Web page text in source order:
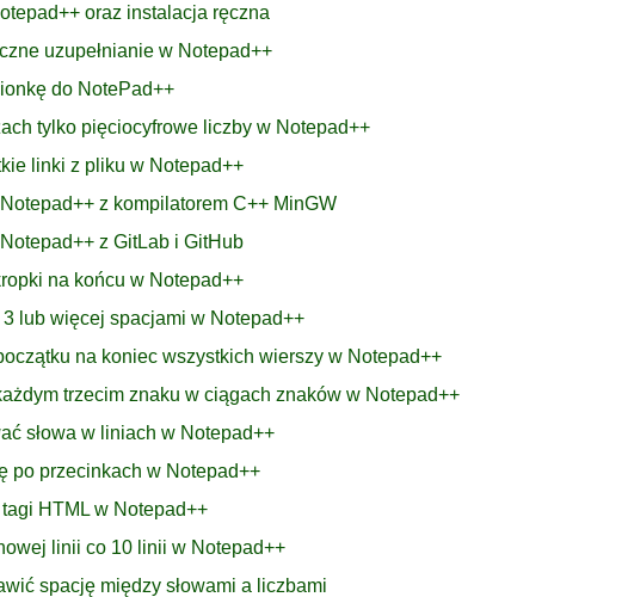
oraz instalacja ręczna
uzupełnianie w Notepad++
do NotePad++
tylko pięciocyfrowe liczby w Notepad++
linki z pliku w Notepad++
z kompilatorem C++ MinGW
z GitLab i GitHub
na końcu w Notepad++
lub więcej spacjami w Notepad++
na koniec wszystkich wierszy w Notepad++
trzecim znaku w ciągach znaków w Notepad++
słowa w liniach w Notepad++
po przecinkach w Notepad++
HTML w Notepad++
linii co 10 linii w Notepad++
spację między słowami a liczbami